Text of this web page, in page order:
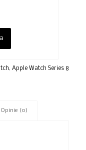
, Apple Watch Series 8
Opinie (0)